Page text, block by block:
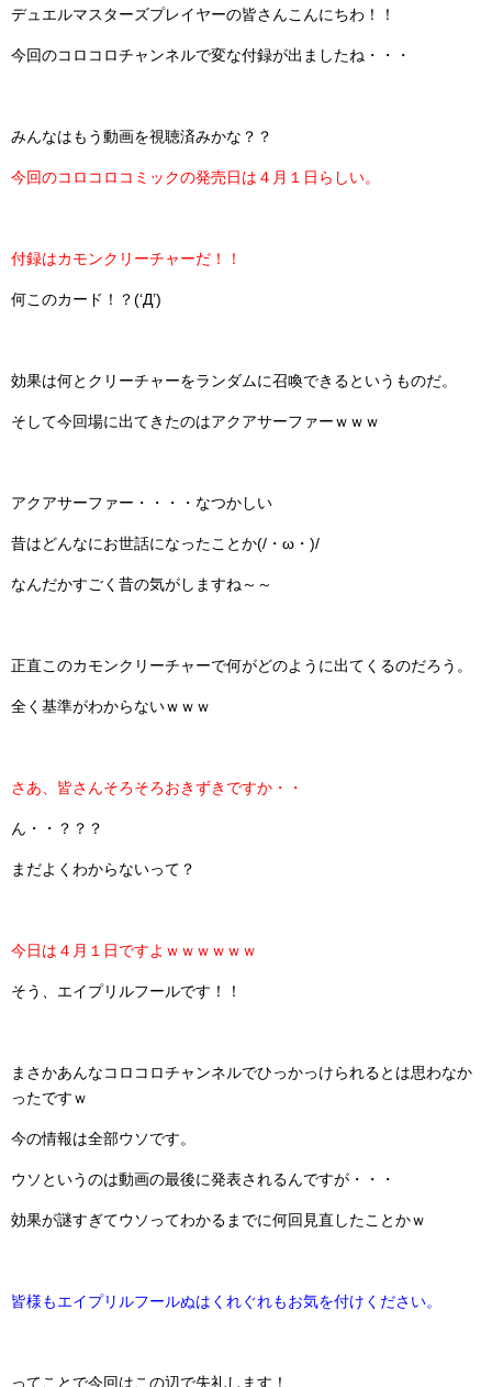
デュエルマスターズプレイヤーの皆さんこんにちわ！！
今回のコロコロチャンネルで変な付録が出ましたね・・・
みんなはもう動画を視聴済みかな？？
今回のコロコロコミックの発売日は４月１日らしい。
付録はカモンクリーチャーだ！！
何このカード！？(‘Д’)
効果は何とクリーチャーをランダムに召喚できるというものだ。
そして今回場に出てきたのはアクアサーファーｗｗｗ
アクアサーファー・・・・なつかしい
昔はどんなにお世話になったことか(/・ω・)/
なんだかすごく昔の気がしますね～～
正直このカモンクリーチャーで何がどのように出てくるのだろう。
全く基準がわからないｗｗｗ
さあ、皆さんそろそろおきずきですか・・
ん・・？？？
まだよくわからないって？
今日は４月１日ですよｗｗｗｗｗｗ
そう、エイプリルフールです！！
まさかあんなコロコロチャンネルでひっかっけられるとは思わなか
ったですｗ
今の情報は全部ウソです。
ウソというのは動画の最後に発表されるんですが・・・
効果が謎すぎてウソってわかるまでに何回見直したことかｗ
皆様もエイプリルフールぬはくれぐれもお気を付けください。
ってことで今回はこの辺で失礼します！